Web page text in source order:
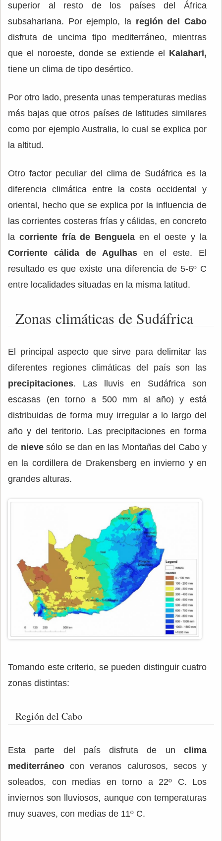
superior al resto de los países del África
subsahariana. Por ejemplo, la región del Cabo
disfruta de uncima tipo mediterráneo, mientras
que el noroeste, donde se extiende el Kalahari,
tiene un clima de tipo desértico.
Por otro lado, presenta unas temperaturas medias
más bajas que otros países de latitudes similares
como por ejemplo Australia, lo cual se explica por
la altitud.
Otro factor peculiar del clima de Sudáfrica es la
diferencia climática entre la costa occidental y
oriental, hecho que se explica por la influencia de
las corrientes costeras frías y cálidas, en concreto
la corriente fría de Benguela en el oeste y la
Corriente cálida de Agulhasen el este. El
resultado es que existe una diferencia de 5-6º C
entre localidades situadas en la misma latitud.
Zonas climáticas de Sudáfrica
El principal aspecto que sirve para delimitar las
diferentes regiones climáticas del país son las
precipitaciones. Las lluvis en Sudáfrica son
escasas (en torno a 500 mm al año) y está
distribuidas de forma muy irregular a lo largo del
año y del teritorio. Las precipitaciones en forma
de nievesólo se dan en las Montañas del Cabo y
en la cordillera de Drakensberg en invierno y en
grandes alturas.
Tomando este criterio, se pueden distinguir cuatro
zonas distintas:
Región del Cabo
Esta parte del país disfruta de un clima
mediterráneo con veranos calurosos, secos y
soleados, con medias en torno a 22º C. Los
inviernos son lluviosos, aunque con temperaturas
muy suaves, con medias de 11º C.